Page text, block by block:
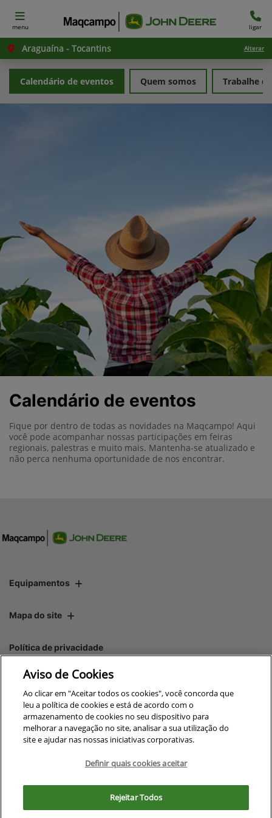
menu ligar
Araguaína - Tocantins Alterar
Quem somos Trabalhe
Calendário de eventos
Calendário de eventos
Fique por dentro de todas as novidades na Maqcampo! Aqui
você pode acompanhar nossas participações em feiras
regionais, palestras e muito mais. Mantenha-se atualizado e
não perca nenhuma oportunidade de nos encontrar.
Equipamentos
Mapa do site
Política de privacidade
CNPJ: 00.970.771/0013-45
No trânsito, enxergar o outro
Desenvolvido pela DEALERSPACE ® Direitos Reservados.
. Ao seguir com a navegação e visita você
concorda com nossas políticas.
Aviso de Cookies
Ao clicar em "Aceitar todos os cookies", você concorda que
leu a política de cookies e está de acordo com o
armazenamento de cookies no seu dispositivo para
melhorar a navegação no site, analisar a sua utilização do
site e ajudar nas nossas iniciativas corporativas.
Definir quais cookies aceitar
Rejeitar Todos